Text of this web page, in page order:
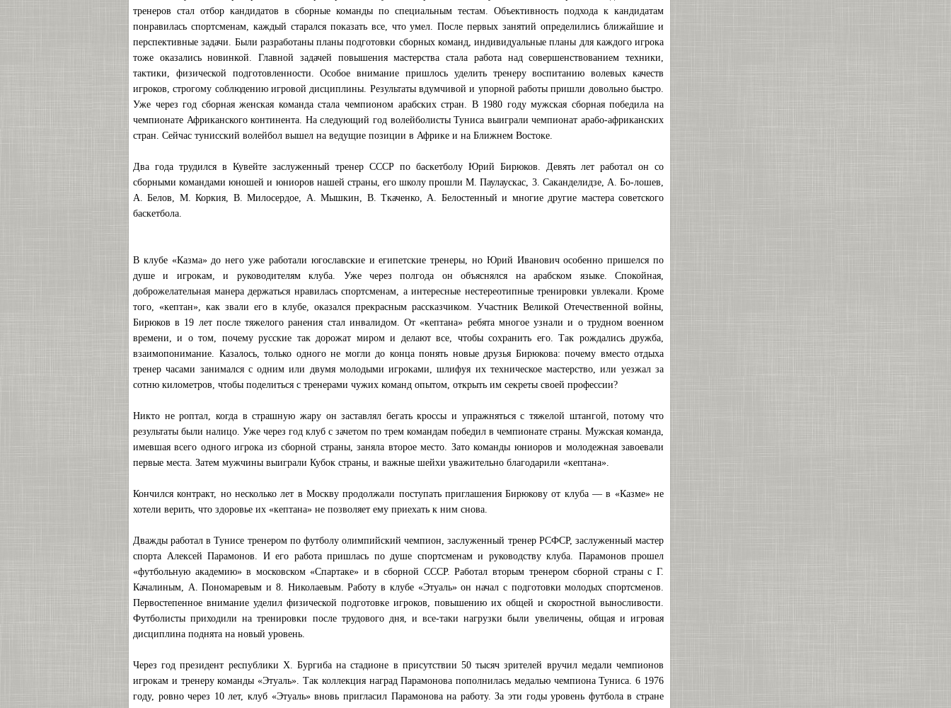
тренеров стал отбор кандидатов в сборные команды по специальным тестам. Объективность подхода к кандидатам
понравилась спортсменам, каждый старался показать все, что умел. После первых занятий определились ближайшие и
перспективные задачи. Были разработаны планы подготовки сборных команд, индивидуальные планы для каждого игрока
тоже оказались новинкой. Главной задачей повышения мастерства стала работа над совершенствованием техники,
тактики, физической подготовленности. Особое внимание пришлось уделить тренеру воспитанию волевых качеств
игроков, строгому соблюдению игровой дисциплины. Результаты вдумчивой и упорной работы пришли довольно быстро.
Уже через год сборная женская команда стала чемпионом арабских стран. В 1980 году мужская сборная победила на
чемпионате Африканского континента. На следующий год волейболисты Туниса выиграли чемпионат арабо-африканских
стран. Сейчас тунисский волейбол вышел на ведущие позиции в Африке и на Ближнем Востоке.
Два года трудился в Кувейте заслуженный тренер СССР по баскетболу Юрий Бирюков. Девять лет работал он со
сборными командами юношей и юниоров нашей страны, его школу прошли М. Паулаускас, 3. Саканделидзе, А. Бо-лошев,
А. Белов, М. Коркия, В. Милосердое, А. Мышкин, В. Ткаченко, А. Белостенный и многие другие мастера советского
баскетбола.
В клубе «Казма» до него уже работали югославские и египетские тренеры, но Юрий Иванович особенно пришелся по
душе и игрокам, и руководителям клуба. Уже через полгода он объяснялся на арабском языке. Спокойная,
доброжелательная манера держаться нравилась спортсменам, а интересные нестереотипные тренировки увлекали. Кроме
того, «кептан», как звали его в клубе, оказался прекрасным рассказчиком. Участник Великой Отечественной войны,
Бирюков в 19 лет после тяжелого ранения стал инвалидом. От «кептана» ребята многое узнали и о трудном военном
времени, и о том, почему русские так дорожат миром и делают все, чтобы сохранить его. Так рождались дружба,
взаимопонимание. Казалось, только одного не могли до конца понять новые друзья Бирюкова: почему вместо отдыха
тренер часами занимался с одним или двумя молодыми игроками, шлифуя их техническое мастерство, или уезжал за
сотню километров, чтобы поделиться с тренерами чужих команд опытом, открыть им секреты своей профессии?
Никто не роптал, когда в страшную жару он заставлял бегать кроссы и упражняться с тяжелой штангой, потому что
результаты были налицо. Уже через год клуб с зачетом по трем командам победил в чемпионате страны. Мужская команда,
имевшая всего одного игрока из сборной страны, заняла второе место. Зато команды юниоров и молодежная завоевали
первые места. Затем мужчины выиграли Кубок страны, и важные шейхи уважительно благодарили «кептана».
Кончился контракт, но несколько лет в Москву продолжали поступать приглашения Бирюкову от клуба — в «Казме» не
хотели верить, что здоровье их «кептана» не позволяет ему приехать к ним снова.
Дважды работал в Тунисе тренером по футболу олимпийский чемпион, заслуженный тренер РСФСР, заслуженный мастер
спорта Алексей Парамонов. И его работа пришлась по душе спортсменам и руководству клуба. Парамонов прошел
«футбольную академию» в московском «Спартаке» и в сборной СССР. Работал вторым тренером сборной страны с Г.
Качалиным, А. Пономаревым и 8. Николаевым. Работу в клубе «Этуаль» он начал с подготовки молодых спортсменов.
Первостепенное внимание уделил физической подготовке игроков, повышению их общей и скоростной выносливости.
Футболисты приходили на тренировки после трудового дня, и все-таки нагрузки были увеличены, общая и игровая
дисциплина поднята на новый уровень.
Через год президент республики X. Бургиба на стадионе в присутствии 50 тысяч зрителей вручил медали чемпионов
игрокам и тренеру команды «Этуаль». Так коллекция наград Парамонова пополнилась медалью чемпиона Туниса. 6 1976
году, ровно через 10 лет, клуб «Этуаль» вновь пригласил Парамонова на работу. За эти годы уровень футбола в стране